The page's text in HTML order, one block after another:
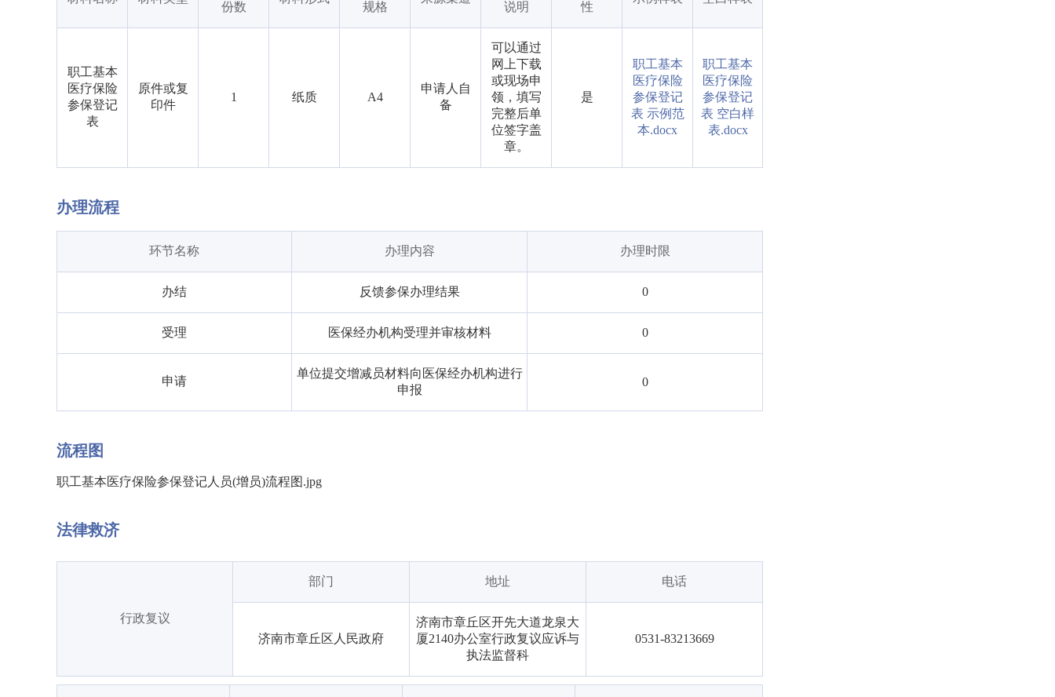
份数
规格
说明
性
职工基本
医疗保险
参保登记
表
原件或复
印件
1 纸质 A4
申请人自
备
可以通过
网上下载
或现场申
领，填写
完整后单
位签字盖
章。
是
职工基本
医疗保险
参保登记
表 示例范
本.docx
职工基本
医疗保险
参保登记
表 空白样
表.docx
办理流程
环节名称 办理内容 办理时限
办结 反馈参保办理结果 0
受理 医保经办机构受理并审核材料 0
申请
单位提交增减员材料向医保经办机构进行
申报
0
流程图
职工基本医疗保险参保登记人员(增员)流程图.jpg
法律救济
行政复议
部门 地址 电话
济南市章丘区人民政府
济南市章丘区开先大道龙泉大
厦2140办公室行政复议应诉与
执法监督科
0531-83213669